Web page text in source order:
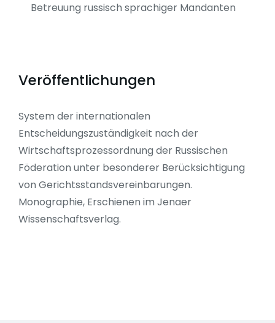
Betreuung russisch sprachiger Mandanten
Veröffentlichungen
System der internationalen
Entscheidungszuständigkeit nach der
Wirtschaftsprozessordnung der Russischen
Föderation unter besonderer Berücksichtigung
von Gerichtsstandsvereinbarungen.
Monographie, Erschienen im Jenaer
Wissenschaftsverlag.